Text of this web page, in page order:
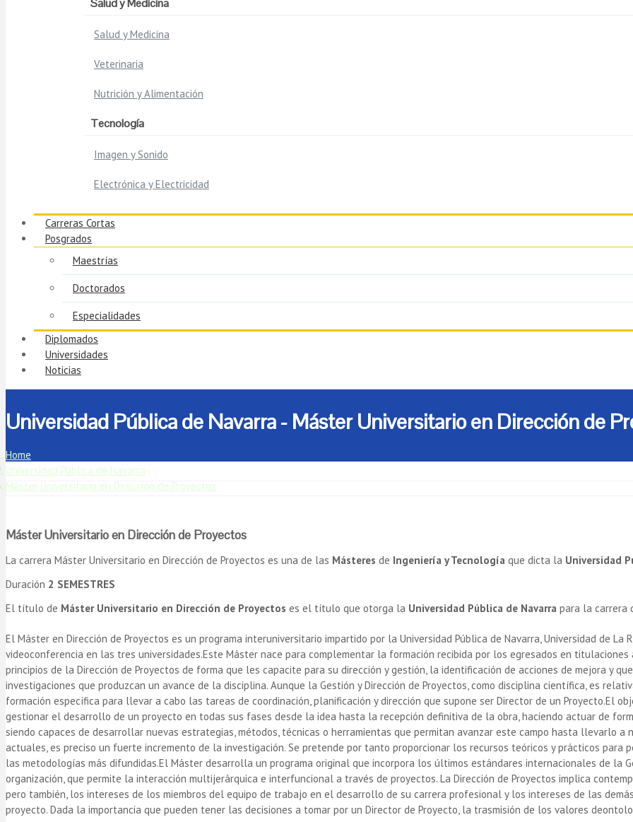
Salud y Medicina
Salud y Medicina
Veterinaria
Nutrición y Alimentación
Tecnología
Imagen y Sonido
Electrónica y Electricidad
Carreras Cortas
Posgrados
Maestrías
Doctorados
Especialidades
Diplomados
Universidades
Noticias
Universidad Pública de Navarra - Máster Universitario en Dirección de
Home
Universidad Pública de Navarra
Máster Universitario en Dirección de Proyectos
Máster Universitario en Dirección de Proyectos
La carrera Máster Universitario en Dirección de Proyectos es una de las Másteres de Ingeniería y Tecnología que dicta la Universidad
Duración 2 SEMESTRES
El título de Máster Universitario en Dirección de Proyectos es el título que otorga la Universidad Pública de Navarra para la carrera
El Máster en Dirección de Proyectos es un programa interuniversitario impartido por la Universidad Pública de Navarra, Universidad de La
videoconferencia en las tres universidades.Este Máster nace para complementar la formación recibida por los egresados en
principios de la Dirección de Proyectos de forma que les capacite para su dirección y gestión, la identificación de acciones de mejora y
investigaciones que produzcan un avance de la disciplina. Aunque la Gestión y Dirección de Proyectos, como disciplina científica, es
formación específica para llevar a cabo las tareas de coordinación, planificación y dirección que supone ser Director de un Proyecto.El
gestionar el desarrollo de un proyecto en todas sus fases desde la idea hasta la recepción definitiva de la obra, haciendo actuar de
siendo capaces de desarrollar nuevas estrategias, métodos, técnicas o herramientas que permitan avanzar este campo hasta llevarlo
actuales, es preciso un fuerte incremento de la investigación. Se pretende por tanto proporcionar los recursos teóricos y prácticos para
las metodologías más difundidas.El Máster desarrolla un programa original que incorpora los últimos estándares internacionales de la
organización, que permite la interacción multijerárquica e interfuncional a través de proyectos. La Dirección de Proyectos implica
pero también, los intereses de los miembros del equipo de trabajo en el desarrollo de su carrera profesional y los intereses de las
proyecto. Dada la importancia que pueden tener las decisiones a tomar por un Director de Proyecto, la trasmisión de los valores